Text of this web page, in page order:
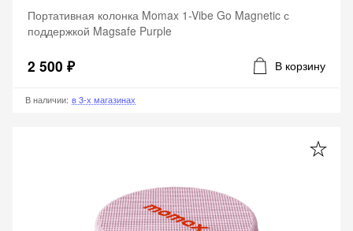
Портативная колонка Momax 1-Vibe Go Magnetic с
поддержкой Magsafe Purple
2 500 ₽ В корзину
В наличии: в 3-х магазинах